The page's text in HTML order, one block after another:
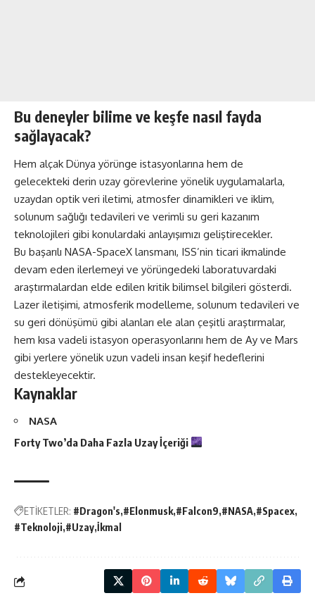
Bu deneyler bilime ve keşfe nasıl fayda
sağlayacak?
Hem alçak Dünya yörünge istasyonlarına hem de
gelecekteki derin uzay görevlerine yönelik uygulamalarla,
uzaydan optik veri iletimi, atmosfer dinamikleri ve iklim,
solunum sağlığı tedavileri ve verimli su geri kazanım
teknolojileri gibi konulardaki anlayışımızı geliştirecekler.
Bu başarılı NASA-SpaceX lansmanı, ISS’nin ticari ikmalinde
devam eden ilerlemeyi ve yörüngedeki laboratuvardaki
araştırmalardan elde edilen kritik bilimsel bilgileri gösterdi.
Lazer iletişimi, atmosferik modelleme, solunum tedavileri ve
su geri dönüşümü gibi alanları ele alan çeşitli araştırmalar,
hem kısa vadeli istasyon operasyonlarını hem de Ay ve Mars
gibi yerlere yönelik uzun vadeli insan keşif hedeflerini
destekleyecektir.
Kaynaklar
NASA
Forty Two’da Daha Fazla Uzayİçeriği
ETİKETLER: #Dragon's #Elonmusk #Falcon9 #NASA #Spacex
#Teknoloji #Uzay İkmal